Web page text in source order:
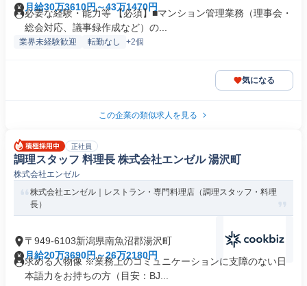
月給30万3610円～43万1470円
必要な経験・能力等 【必須】■マンション管理業務（理事会・
総会対応、議事録作成など）の...
業界未経験歓迎 転勤なし +2個
気になる
この企業の類似求人を見る
正社員
調理スタッフ 料理長 株式会社エンゼル 湯沢町
株式会社エンゼル
株式会社エンゼル｜レストラン・専門料理店（調理スタッフ・料理
長）
〒949-6103新潟県南魚沼郡湯沢町
月給20万3690円～26万2180円
求める人物像 ※業務上のコミュニケーションに支障のない日
本語力をお持ちの方（目安：BJ...